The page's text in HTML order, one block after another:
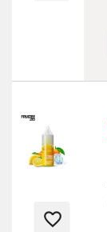
favorite_border